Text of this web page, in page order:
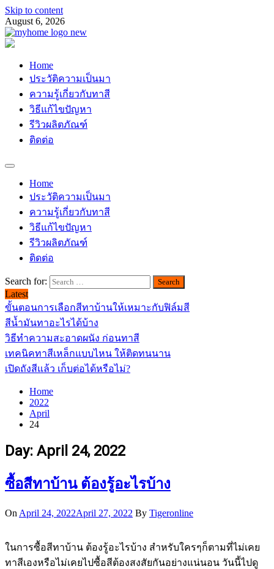
Skip to content
August 6, 2026
Home
ประวัติความเป็นมา
ความรู้เกี่ยวกับทาสี
วิธีแก้ไขปัญหา
รีวิวผลิตภัณฑ์
ติดต่อ
Home
ประวัติความเป็นมา
ความรู้เกี่ยวกับทาสี
วิธีแก้ไขปัญหา
รีวิวผลิตภัณฑ์
ติดต่อ
Search for:
Latest
ขั้นตอนการเลือกสีทาบ้านให้เหมาะกับฟิล์มสี
สีน้ำมันทาอะไรได้บ้าง
วิธีทำความสะอาดผนัง ก่อนทาสี
เทคนิคทาสีเหล็กแบบไหน ให้ติดทนนาน
เปิดถังสีแล้ว เก็บต่อได้หรือไม่?
Home
2022
April
24
Day: April 24, 2022
ซื้อสีทาบ้าน ต้องรู้อะไรบ้าง
On April 24, 2022April 27, 2022 By Tigeronline
ในการซื้อสีทาบ้าน ต้องรู้อะไรบ้าง สำหรับใครๆก็ตามที่ไม่เคย
ทาสีเองหรือไม่เคยไปซื้อสีต้องสงสัยกันอย่างแน่นอน วันนี้ไปดู